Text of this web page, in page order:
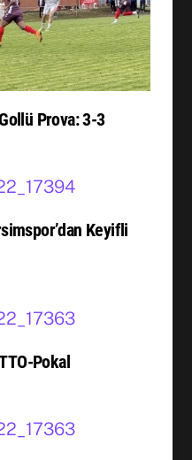
Prova: 3-3
Keyifli
Pokal